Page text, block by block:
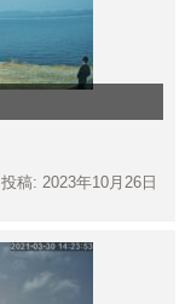
投稿: 2023年10月26日